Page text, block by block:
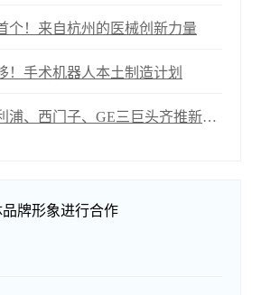
个！来自杭州的医械创新力量
！手术机器人本土制造计划
门子、GE三巨头齐推新，AI技术成焦点！
牌形象进行合作